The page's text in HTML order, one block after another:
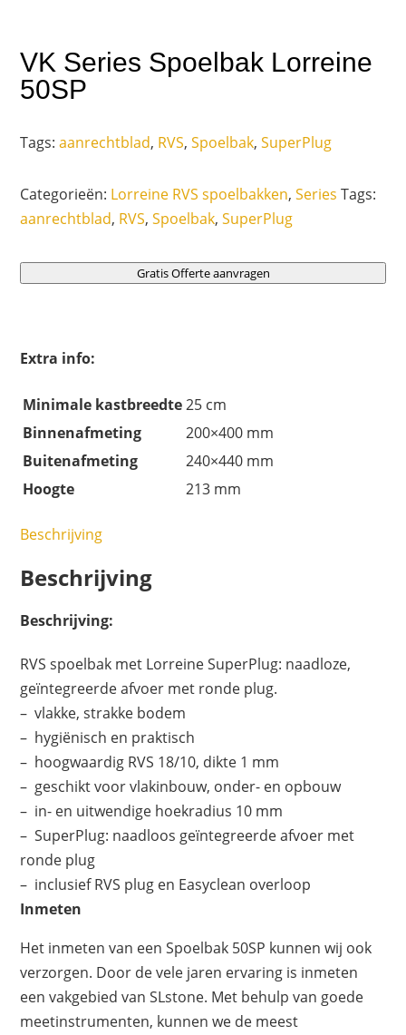
VK Series Spoelbak Lorreine
50SP
Tags: aanrechtblad, RVS,Spoelbak,SuperPlug
Categorieën: Lorreine RVS spoelbakken,Series Tags:
aanrechtblad, RVS,Spoelbak,SuperPlug
Gratis Offerte aanvragen
Extra info:
Minimale kastbreedte 25 cm
Binnenafmeting
200×400 mm
Buitenafmeting
240×440 mm
Hoogte
213 mm
Beschrijving
Beschrijving
Beschrijving:
RVS spoelbak met Lorreine SuperPlug: naadloze,
geïntegreerde afvoer met ronde plug.
– vlakke, strakke bodem
– hygiënisch en praktisch
– hoogwaardig RVS 18/10, dikte 1 mm
– geschikt voor vlakinbouw, onder- en opbouw
– in- en uitwendige hoekradius 10 mm
– SuperPlug: naadloos geïntegreerde afvoer met
ronde plug
– inclusief RVS plug en Easyclean overloop
Inmeten
Het inmeten van een Spoelbak 50SP kunnen wij ook
verzorgen. Door de vele jaren ervaring is inmeten
een vakgebied van SLstone. Met behulp van goede
meetinstrumenten, kunnen we de meest